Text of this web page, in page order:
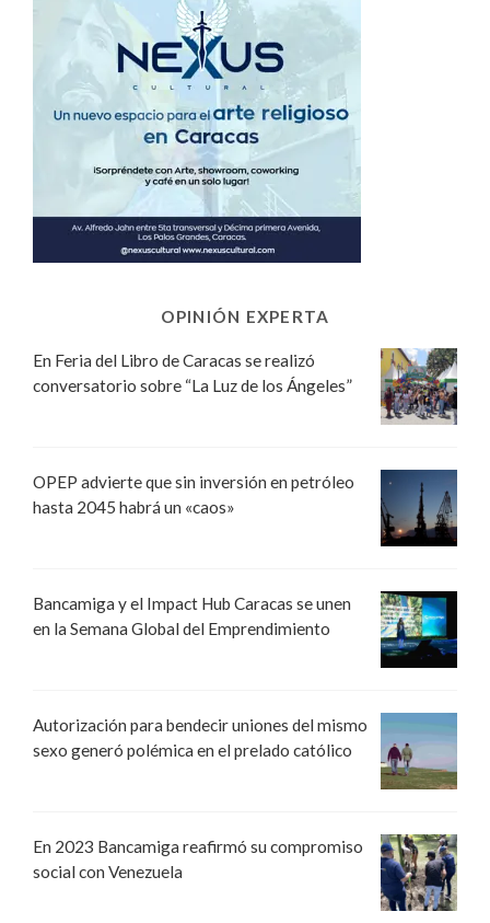
OPINIÓN EXPERTA
En Feria del Libro de Caracas se realizó
conversatorio sobre “La Luz de los Ángeles”
OPEP advierte que sin inversión en petróleo
hasta 2045 habrá un «caos»
Bancamiga y el Impact Hub Caracas se unen
en la Semana Global del Emprendimiento
Autorización para bendecir uniones del mismo
sexo generó polémica en el prelado católico
En 2023 Bancamiga reafirmó su compromiso
social con Venezuela